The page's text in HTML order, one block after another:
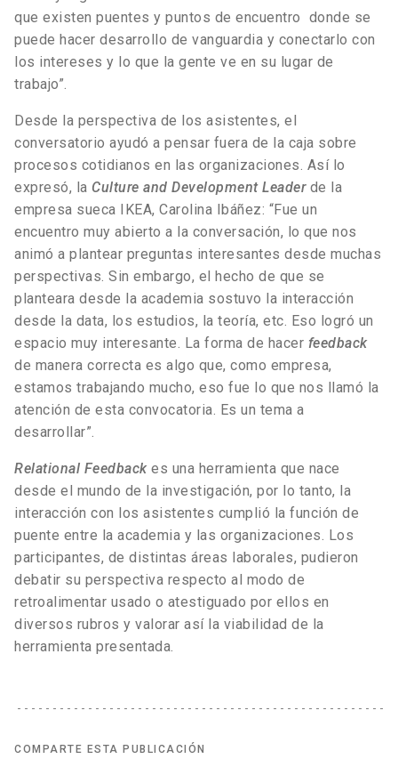
que existen puentes y puntos de encuentro donde se
puede hacer desarrollo de vanguardia y conectarlo con
los intereses y lo que la gente ve en su lugar de
trabajo”.
Desde la perspectiva de los asistentes, el
conversatorio ayudó a pensar fuera de la caja sobre
procesos cotidianos en las organizaciones. Así lo
expresó, la Culture and Development Leaderde la
empresa sueca IKEA, Carolina Ibáñez: “Fue un
encuentro muy abierto a la conversación, lo que nos
animó a plantear preguntas interesantes desde muchas
perspectivas. Sin embargo, el hecho de que se
planteara desde la academia sostuvo la interacción
desde la data, los estudios, la teoría, etc. Eso logró un
espacio muy interesante. La forma de hacer feedback
de manera correcta es algo que, como empresa,
estamos trabajando mucho, eso fue lo que nos llamó la
atención de esta convocatoria. Es un tema a
desarrollar”.
Relational Feedbackes una herramienta que nace
desde el mundo de la investigación, por lo tanto, la
interacción con los asistentes cumplió la función de
puente entre la academia y las organizaciones. Los
participantes, de distintas áreas laborales, pudieron
debatir su perspectiva respecto al modo de
retroalimentar usado o atestiguado por ellos en
diversos rubros y valorar así la viabilidad de la
herramienta presentada.
COMPARTE ESTA PUBLICACIÓN